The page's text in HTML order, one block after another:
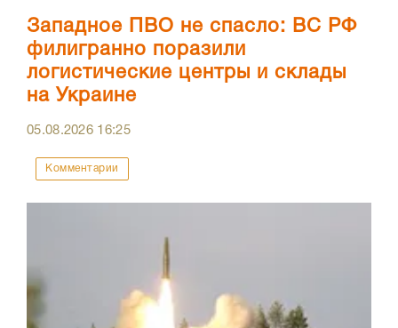
Западное ПВО не спасло: ВС РФ
филигранно поразили
логистические центры и склады
на Украине
05.08.2026 16:25
Комментарии